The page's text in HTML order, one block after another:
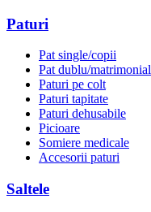
Paturi
Pat single/copii
Pat dublu/matrimonial
Paturi pe colt
Paturi tapitate
Paturi dehusabile
Picioare
Somiere medicale
Accesorii paturi
Saltele